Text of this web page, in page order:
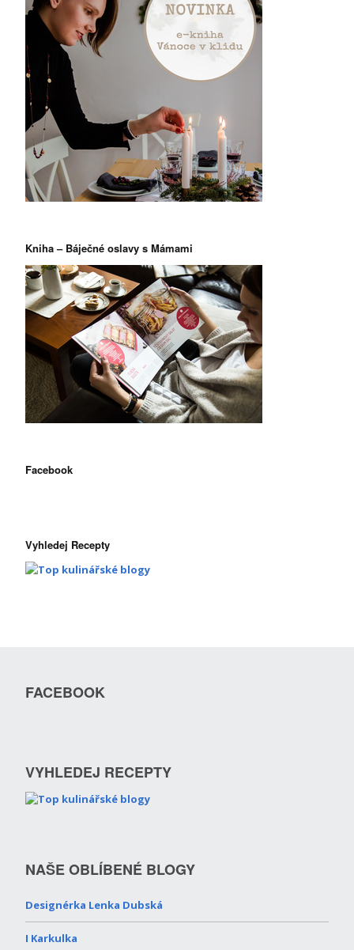
Kniha – Báječné oslavy s Mámami
Facebook
Vyhledej Recepty
FACEBOOK
VYHLEDEJ RECEPTY
NAŠE OBLÍBENÉ BLOGY
Designérka Lenka Dubská
I Karkulka